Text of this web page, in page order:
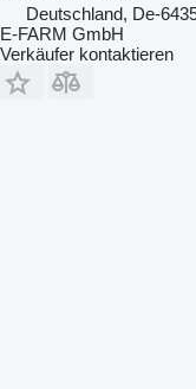
Deutschland, De-
E-FARM GmbH
Verkäufer kontaktieren